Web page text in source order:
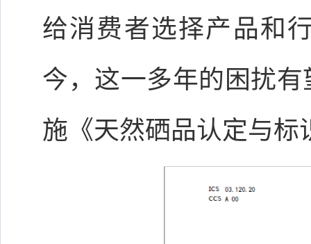
给消费者选择产品和
今，这一多年的困扰
施《天然硒品认定与标